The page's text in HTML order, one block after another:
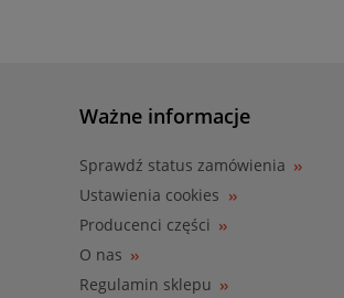
Ważne informacje
Sprawdź status zamówienia
Ustawienia cookies
Producenci części
O nas
Regulamin sklepu